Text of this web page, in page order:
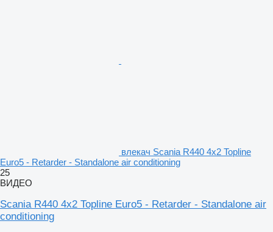
влекач Scania R440 4x2 Topline
Euro5 - Retarder - Standalone air conditioning
25
ВИДЕО
Scania R440 4x2 Topline Euro5 - Retarder - Standalone air
conditioning